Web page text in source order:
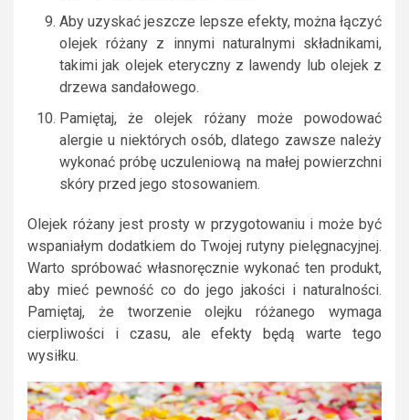
Aby uzyskać jeszcze lepsze efekty, można łączyć
olejek różany z innymi naturalnymi składnikami,
takimi jak olejek eteryczny z lawendy lub olejek z
drzewa sandałowego.
Pamiętaj, że olejek różany może powodować
alergie u niektórych osób, dlatego zawsze należy
wykonać próbę uczuleniową na małej powierzchni
skóry przed jego stosowaniem.
Olejek różany jest prosty w przygotowaniu i może być
wspaniałym dodatkiem do Twojej rutyny pielęgnacyjnej.
Warto spróbować własnoręcznie wykonać ten produkt,
aby mieć pewność co do jego jakości i naturalności.
Pamiętaj, że tworzenie olejku różanego wymaga
cierpliwości i czasu, ale efekty będą warte tego
wysiłku.